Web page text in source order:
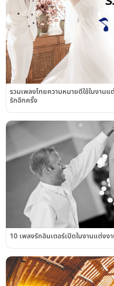
รวมเพลงไทยความหมายดีใช้ในงา
รักอีกครั้ง
10 เพลงรักอินเตอร์เปิดในงานแต่งง